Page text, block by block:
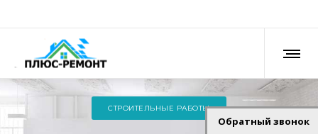
СТРОИТЕЛЬНЫЕ РАБОТЫ
Обратный звонок